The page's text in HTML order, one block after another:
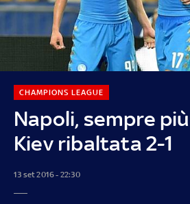
Napoli, sempre
Kiev ribaltata 2-1
CHAMPIONS LEAGUE
13 set 2016 - 22:30